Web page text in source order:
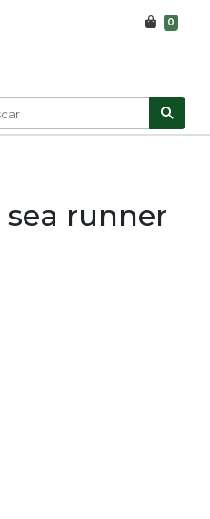
0
runner